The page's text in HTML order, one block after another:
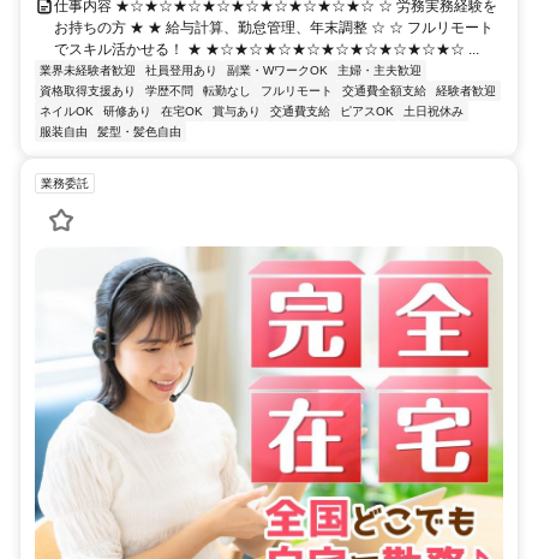
仕事内容 ★☆★☆★☆★☆★☆★☆★☆★☆★☆ ☆ 労務実務経験を
お持ちの方 ★ ★ 給与計算、勤怠管理、年末調整 ☆ ☆ フルリモート
でスキル活かせる！ ★ ★☆★☆★☆★☆★☆★☆★☆★☆★☆ ...
業界未経験者歓迎 社員登用あり 副業・WワークOK
主婦・主夫歓迎
資格取得支援あり
学歴不問 転勤なし フルリモート 交通費全額支給
経験者歓迎
ネイルOK
研修あり 在宅OK 賞与あり 交通費支給 ピアスOK
土日祝休み
服装自由
髪型・髪色自由
業務委託